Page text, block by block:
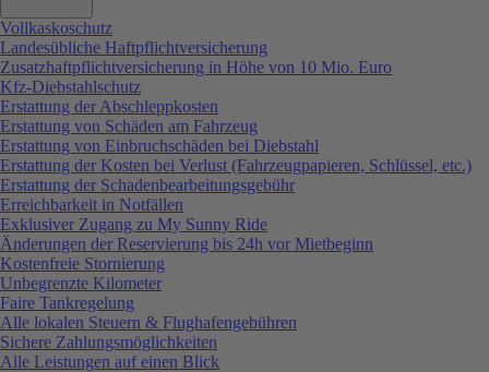
Vollkaskoschutz
Landesübliche Haftpflichtversicherung
Zusatzhaftpflichtversicherung in Höhe von 10 Mio. Euro
Kfz-Diebstahlschutz
Erstattung der Abschleppkosten
Erstattung von Schäden am Fahrzeug
Erstattung von Einbruchschäden bei Diebstahl
Erstattung der Kosten bei Verlust (Fahrzeugpapieren, Schlüssel, etc.)
Erstattung der Schadenbearbeitungsgebühr
Erreichbarkeit in Notfällen
Exklusiver Zugang zu My Sunny Ride
Änderungen der Reservierung bis 24h vor Mietbeginn
Kostenfreie Stornierung
Unbegrenzte Kilometer
Faire Tankregelung
Alle lokalen Steuern & Flughafengebühren
Sichere Zahlungsmöglichkeiten
Alle Leistungen auf einen Blick